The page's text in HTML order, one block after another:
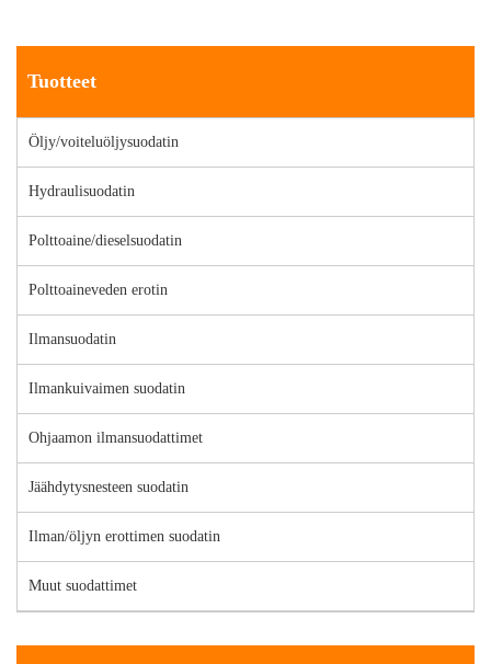
Tuotteet
Öljy/voiteluöljysuodatin
Hydraulisuodatin
Polttoaine/dieselsuodatin
Polttoaineveden erotin
Ilmansuodatin
Ilmankuivaimen suodatin
Ohjaamon ilmansuodattimet
Jäähdytysnesteen suodatin
Ilman/öljyn erottimen suodatin
Muut suodattimet